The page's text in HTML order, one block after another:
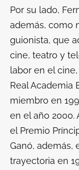
Por su lado,
además, como
guionista, que
cine, teatro y
labor en el
Real Academia
miembro en
en el año 2000.
el Premio
Ganó, además,
trayectoria en